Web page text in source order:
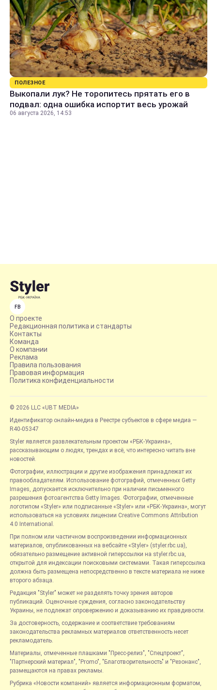
ПОЛЕЗНОЕ
Выкопали лук? Не торопитесь прятать его в
подвал: одна ошибка испортит весь урожай
06 августа 2026, 14:53
FB
О проекте
Редакционная политика и стандарты
Контакты
Команда
О компании
Реклама
Правила пользования
Правовая информация
Политика конфиденциальности
© 2026 LLC «UBT MEDIA»
Идентификатор онлайн-медиа в Реестре субъектов в сфере медиа —
R40-05347
Styler является развлекательным проектом «РБК-Украина»,
рассказывающим о людях, трендах и всё, что интересно читать вне
новостей.
Фотографии, иллюстрации и другие изображения принадлежат их
правообладателям. Использование фотографий, отмеченных Getty
Images, допускается исключительно при наличии письменного
разрешения фотоагентства Getty Images. Фотографии, отмеченные
логотипом «Styler» или подписанные «Styler» или «РБК-Украина», могут
использоваться на условиях лицензии Creative Commons Attribution
4.0 International.
При полном или частичном воспроизведении информационных
материалов, опубликованных на вебсайте «Styler» (styler.rbc.ua),
обязательно размещение активной гиперссылки на styler.rbc.ua,
открытой для индексации поисковыми системами. Такая гиперссылка
должна быть размещена непосредственно в тексте материала не ниже
второго абзаца.
Редакция "Styler" может не разделять точку зрения авторов
публикаций. Оценочные суждения, согласно законодательству
Украины, не подлежат опровержению и доказыванию их правдивости.
За достоверность, содержание и соответствие требованиям
законодательства рекламных материалов ответственность несет
рекламодатель.
Материалы, отмеченные плашками "Пресс-релиз", "Спецпроект",
"Партнерский материал", "Promo", "Благотворительность" и "Резонанс",
размещаются на правах рекламы.
Рубрика «Новости компаний» является информационным форматом,